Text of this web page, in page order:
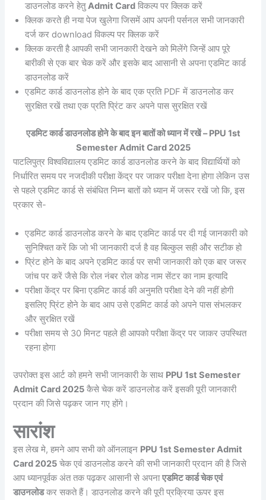
डाउनलोड करने हेतुAdmit Card विकल्प पर क्लिक करें
क्लिक करते ही नया पेज खुलेगा जिसमें आप अपनी पर्सनल सभी जानकारी
दर्ज कर download विकल्प पर क्लिक करें
क्लिक करती है आपकी सभी जानकारी देखने को मिलेंगे जिन्हें आप पूरे
बारीकी से एक बार चेक करें और इसके बाद आसानी से अपना एडमिट कार्ड
डाउनलोड करें
एडमिट कार्ड डाउनलोड होने के बाद एक प्रति PDF में डाउनलोड कर
सुरक्षित रखें तथा एक प्रति प्रिंट कर अपने पास सुरक्षित रखें
एडमिट कार्ड डाउनलोड होने के बाद इन बातों को ध्यान में रखें – PPU 1st
Semester Admit Card 2025
पाटलिपुत्र विश्वविद्यालय एडमिट कार्ड डाउनलोड करने के बाद विद्यार्थियों को
निर्धारित समय पर नजदीकी परीक्षा केंद्र पर जाकर परीक्षा देना होगा लेकिन उस
से पहले एडमिट कार्ड से संबंधित निम्न बातों को ध्यान में जरूर रखें जो कि, इस
प्रकार से-
एडमिट कार्ड डाउनलोड करने के बाद एडमिट कार्ड पर दी गई जानकारी को
सुनिश्चित करें कि जो भी जानकारी दर्ज है वह बिल्कुल सही और सटीक हो
प्रिंट होने के बाद अपने एडमिट कार्ड पर सभी जानकारी को एक बार जरूर
जांच पर करें जैसे कि रोल नंबर रोल कोड नाम सेंटर का नाम इत्यादि
परीक्षा केंद्र पर बिना एडमिट कार्ड की अनुमति परीक्षा देने की नहीं होगी
इसलिए प्रिंट होने के बाद आप उसे एडमिट कार्ड को अपने पास संभलकर
और सुरक्षित रखें
परीक्षा समय से 30 मिनट पहले ही आपको परीक्षा केंद्र पर जाकर उपस्थित
रहना होगा
उपरोक्त इस आर्ट को हमने सभी जानकारी के साथ PPU 1st Semester
Admit Card 2025 कैसे चेक करें डाउनलोड करें इसकी पूरी जानकारी
प्रदान की जिसे पढ़कर जान गए होंगे।
सारांश
इस लेख मे, हमने आप सभी को ऑनलाइन PPU 1st Semester Admit
Card 2025 चेक एवं डाउनलोड करने की सभी जानकारी प्रदान की है जिसे
आप ध्यानपूर्वक अंत तक पढ़कर आसानी से अपनाएडमिट कार्ड चेक एवं
डाउनलोडकर सकते हैं। डाउनलोड करने की पूरी प्रक्रिया ऊपर इस